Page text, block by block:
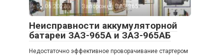
05.06.2023 Запорожец ЗАЗ 965
Неисправности аккумуляторной
батареи ЗАЗ-965А и ЗАЗ-965АБ
Недостаточно эффективное проворачивание стартером